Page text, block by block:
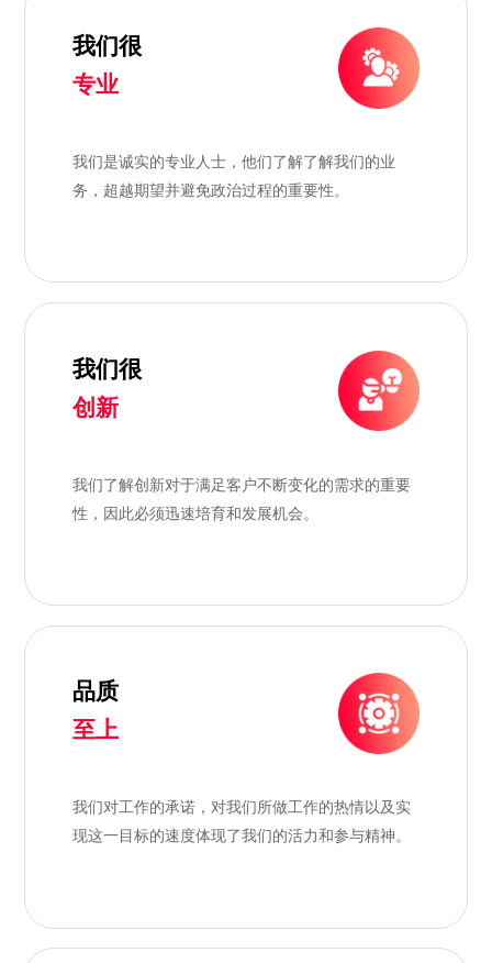
我们很
专业
我们是诚实的专业人士，他们了解了解我们的业
务，超越期望并避免政治过程的重要性。
我们很
创新
我们了解创新对于满足客户不断变化的需求的重要
性，因此必须迅速培育和发展机会。
品质
至上
我们对工作的承诺，对我们所做工作的热情以及实
现这一目标的速度体现了我们的活力和参与精神。